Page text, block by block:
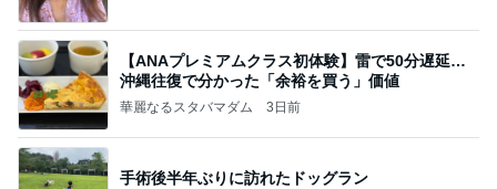
【ANAプレミアムクラス初体験】雷で50分遅延…
沖縄往復で分かった「余裕を買う」価値
華麗なるスタバマダム 3日前
手術後半年ぶりに訪れたドッグラン